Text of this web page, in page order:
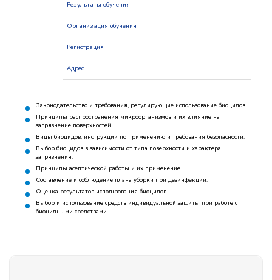
Результаты обучения
Организация обучения
Регистрация
Адрес
Законодательство и требования, регулирующие использование биоцидов.
Принципы распространения микроорганизмов и их влияние на
загрязнение поверхностей.
Виды биоцидов, инструкции по применению и требования безопасности.
Выбор биоцидов в зависимости от типа поверхности и характера
загрязнения.
Принципы асептической работы и их применение.
Составление и соблюдение плана уборки при дезинфекции.
Оценка результатов использования биоцидов.
Выбор и использование средств индивидуальной защиты при работе с
биоцидными средствами.